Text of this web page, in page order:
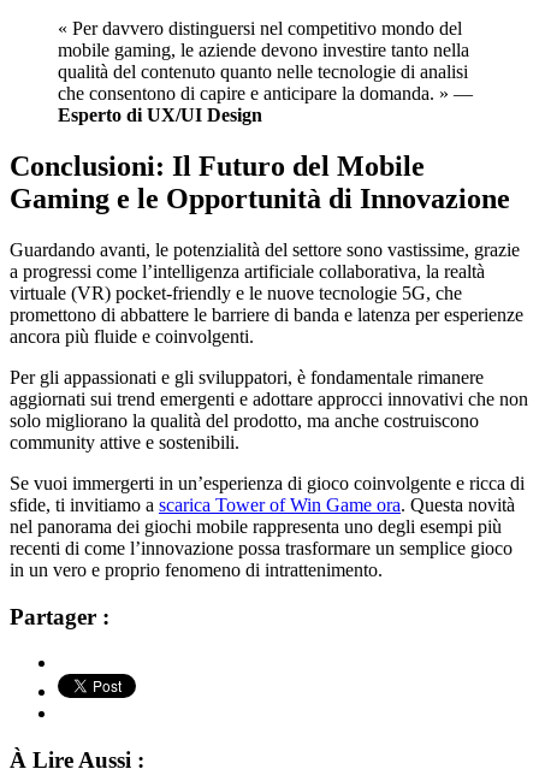
« Per davvero distinguersi nel competitivo mondo del
mobile gaming, le aziende devono investire tanto nella
qualità del contenuto quanto nelle tecnologie di analisi
che consentono di capire e anticipare la domanda. » —
Esperto di UX/UI Design
Conclusioni: Il Futuro del Mobile
Gaming e le Opportunità di Innovazione
Guardando avanti, le potenzialità del settore sono vastissime, grazie
a progressi come l’intelligenza artificiale collaborativa, la realtà
virtuale (VR) pocket-friendly e le nuove tecnologie 5G, che
promettono di abbattere le barriere di banda e latenza per esperienze
ancora più fluide e coinvolgenti.
Per gli appassionati e gli sviluppatori, è fondamentale rimanere
aggiornati sui trend emergenti e adottare approcci innovativi che non
solo migliorano la qualità del prodotto, ma anche costruiscono
community attive e sostenibili.
Se vuoi immergerti in un’esperienza di gioco coinvolgente e ricca di
sfide, ti invitiamo a scarica Tower of Win Game ora. Questa novità
nel panorama dei giochi mobile rappresenta uno degli esempi più
recenti di come l’innovazione possa trasformare un semplice gioco
in un vero e proprio fenomeno di intrattenimento.
Partager :
À Lire Aussi :